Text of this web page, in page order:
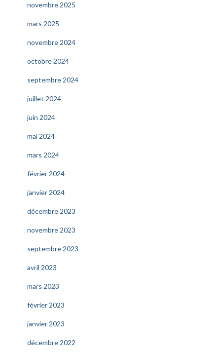
novembre 2025
mars 2025
novembre 2024
octobre 2024
septembre 2024
juillet 2024
juin 2024
mai 2024
mars 2024
février 2024
janvier 2024
décembre 2023
novembre 2023
septembre 2023
avril 2023
mars 2023
février 2023
janvier 2023
décembre 2022